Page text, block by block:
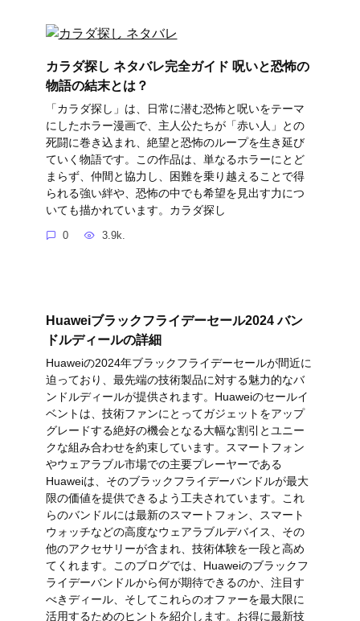
カラダ探し ネタバレ完全ガイド 呪いと恐怖の
物語の結末とは？
「カラダ探し」は、日常に潜む恐怖と呪いをテーマ
にしたホラー漫画で、主人公たちが「赤い人」との
死闘に巻き込まれ、絶望と恐怖のループを生き延び
ていく物語です。この作品は、単なるホラーにとど
まらず、仲間と協力し、困難を乗り越えることで得
られる強い絆や、恐怖の中でも希望を見出す力につ
いても描かれています。カラダ探し
0 3.9k.
Huaweiブラックフライデーセール2024 バン
ドルディールの詳細
Huaweiの2024年ブラックフライデーセールが間近に
迫っており、最先端の技術製品に対する魅力的なバ
ンドルディールが提供されます。Huaweiのセールイ
ベントは、技術ファンにとってガジェットをアップ
グレードする絶好の機会となる大幅な割引とユニー
クな組み合わせを約束しています。スマートフォン
やウェアラブル市場での主要プレーヤーである
Huaweiは、そのブラックフライデーバンドルが最大
限の価値を提供できるよう工夫されています。これ
らのバンドルには最新のスマートフォン、スマート
ウォッチなどの高度なウェアラブルデバイス、その
他のアクセサリーが含まれ、技術体験を一段と高め
てくれます。このブログでは、Huaweiのブラックフ
ライデーバンドルから何が期待できるのか、注目す
べきディール、そしてこれらのオファーを最大限に
活用するためのヒントを紹介します。お得に最新技